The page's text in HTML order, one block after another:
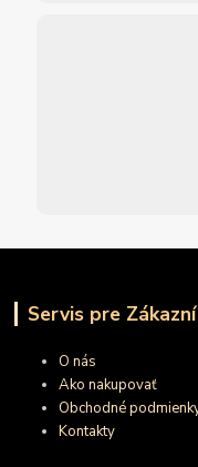
Servis pre
O nás
Ako nakupovať
Obchodné
Kontakty